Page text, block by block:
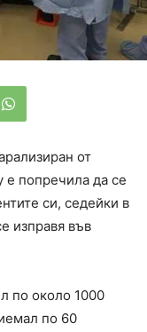
от
е попречила да се
си, седейки в
изправя във
по около 1000
по 60